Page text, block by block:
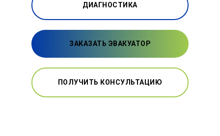
ДИАГНОСТИКА
ЗАКАЗАТЬ ЭВАКУАТОР
ПОЛУЧИТЬ КОНСУЛЬТАЦИЮ